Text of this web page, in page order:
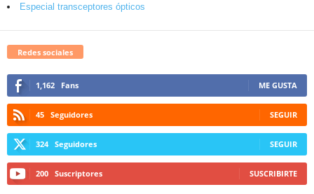
Especial transceptores ópticos
Redes sociales
1,162 Fans ME GUSTA
45 Seguidores SEGUIR
324 Seguidores SEGUIR
200 Suscriptores SUSCRIBIRTE